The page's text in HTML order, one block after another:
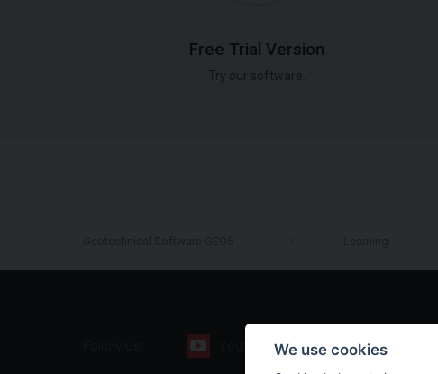
Free Trial Version
Facebook
We use cookies